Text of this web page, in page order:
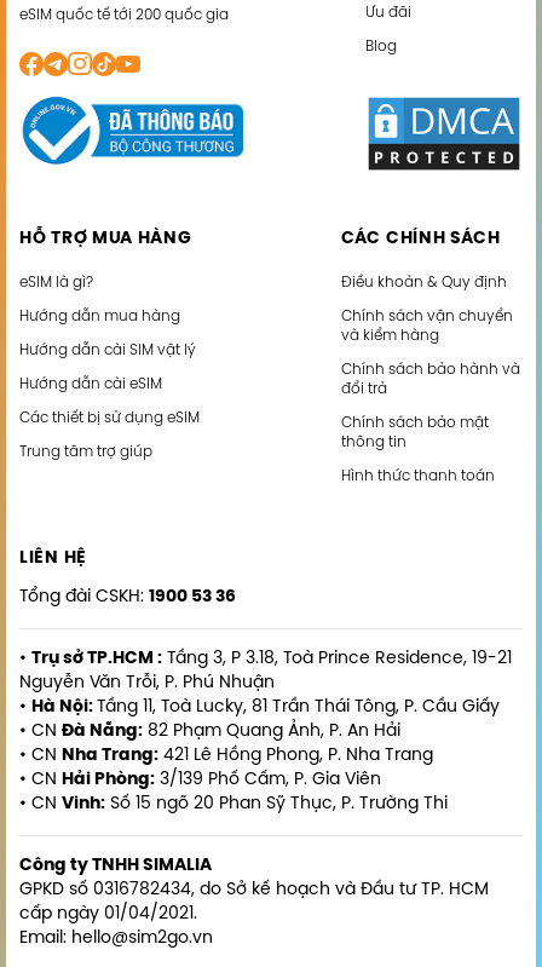
eSIM quốc tế tới 200 quốc gia
Ưu đãi
Blog
HỖ TRỢ MUA HÀNG
eSIM là gì?
Hướng dẫn mua hàng
Hướng dẫn cài SIM vật lý
Hướng dẫn cài eSIM
Các thiết bị sử dụng eSIM
Trung tâm trợ giúp
CÁC CHÍNH SÁCH
Điều khoản & Quy định
Chính sách vận chuyển
và kiểm hàng
Chính sách bảo hành và
đổi trả
Chính sách bảo mật
thông tin
Hình thức thanh toán
LIÊN HỆ
Tổng đài CSKH: 1900 53 36
• Trụ sở TP.HCM : Tầng 3, P 3.18, Toà Prince Residence, 19-21
Nguyễn Văn Trỗi, P. Phú Nhuận
• Hà Nội: Tầng 11, Toà Lucky, 81 Trần Thái Tông, P. Cầu Giấy
• CN Đà Nẵng: 82 Phạm Quang Ảnh, P. An Hải
• CN Nha Trang: 421 Lê Hồng Phong, P. Nha Trang
• CN Hải Phòng: 3/139 Phố Cấm, P. Gia Viên
• CN Vinh: Số 15 ngõ 20 Phan Sỹ Thục, P. Trường Thi
Công ty TNHH SIMALIA
GPKD số 0316782434, do Sở kế hoạch và Đầu tư TP. HCM
cấp ngày 01/04/2021.
Email: hello@sim2go.vn